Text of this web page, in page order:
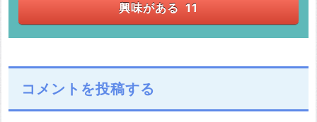
興味がある 11
コメントを投稿する